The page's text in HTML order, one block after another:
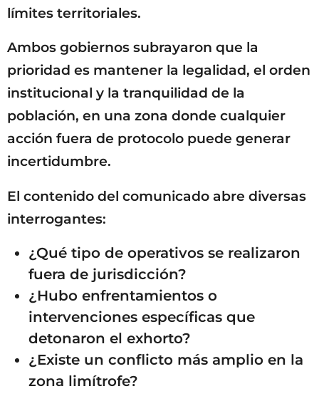
límites territoriales.
Ambos gobiernos subrayaron que la
prioridad es mantener la legalidad, el orden
institucional y la tranquilidad de la
población, en una zona donde cualquier
acción fuera de protocolo puede generar
incertidumbre.
El contenido del comunicado abre diversas
interrogantes:
¿Qué tipo de operativos se realizaron
fuera de jurisdicción?
¿Hubo enfrentamientos o
intervenciones específicas que
detonaron el exhorto?
¿Existe un conflicto más amplio en la
zona limítrofe?